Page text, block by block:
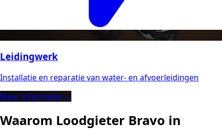
Leidingwerk
Installatie en reparatie van water- en afvoerleidingen
Meer informatie →
Waarom Loodgieter Bravo in